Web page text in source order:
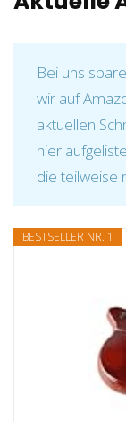
Bei uns
wir auf
aktuellen
hier
die teilweise
BESTSELLER NR. 1